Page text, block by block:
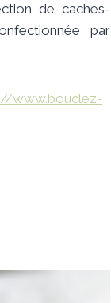
de caches-
par
www.bouclez-